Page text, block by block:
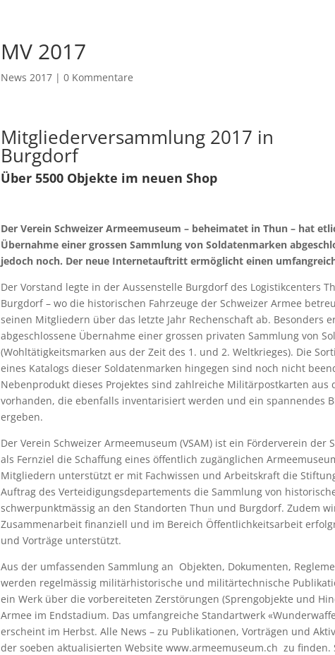
MV 2017
News 2017 |0 Kommentare
Mitgliederversammlung 2017 in
Burgdorf
Über 5500 Objekte im neuen Shop
Der Verein Schweizer Armeemuseum – beheimatet in Thun – hat
Übernahme einer grossen Sammlung von Soldatenmarken
jedoch noch. Der neue Internetauftritt ermöglicht einen
Der Vorstand legte in der Aussenstelle Burgdorf des Logistikcenters
Burgdorf – wo die historischen Fahrzeuge der Schweizer Armee
seinen Mitgliedern über das letzte Jahr Rechenschaft ab. Besonders
abgeschlossene Übernahme einer grossen privaten Sammlung von
(Wohltätigkeitsmarken aus der Zeit des 1. und 2. Weltkrieges). Die
eines Katalogs dieser Soldatenmarken hingegen sind noch nicht
Nebenprodukt dieses Projektes sind zahlreiche Militärpostkarten aus
vorhanden, die ebenfalls inventarisiert werden und ein spannendes
ergeben.
Der Verein Schweizer Armeemuseum (VSAM) ist ein Förderverein der
als Fernziel die Schaffung eines öffentlich zugänglichen
Mitgliedern unterstützt er mit Fachwissen und Arbeitskraft die
Auftrag des Verteidigungsdepartements die Sammlung von
schwerpunktmässig an den Standorten Thun und Burgdorf. Zudem
Zusammenarbeit finanziell und im Bereich Öffentlichkeitsarbeit
und Vorträge unterstützt.
Aus der umfassenden Sammlung an Objekten, Dokumenten,
werden regelmässig militärhistorische und militärtechnische
ein Werk über die vorbereiteten Zerstörungen (Sprengobjekte und
Armee im Endstadium. Das umfangreiche Standartwerk
erscheint im Herbst. Alle News – zu Publikationen, Vorträgen und
der soeben aktualisierten Website www.armeemuseum.ch zu